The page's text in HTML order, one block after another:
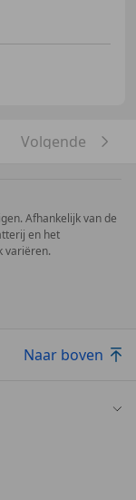
Volgende
Afhankelijk van de
en het
variëren.
Naar boven